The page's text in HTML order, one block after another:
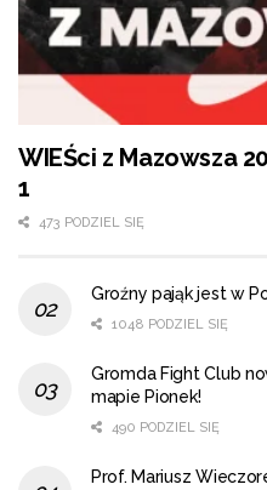
WIEŚci z Mazowsza
1
473 PODZIEL SIĘ
Groźny pająk jest w
1048 PODZIEL SIĘ
Gromda Fight Club
mapie Pionek!
490 PODZIEL SIĘ
Prof. Mariusz